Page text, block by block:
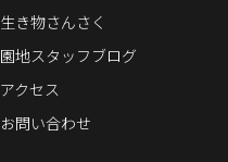
生き物さんさく
園地スタッフブログ
アクセス
お問い合わせ